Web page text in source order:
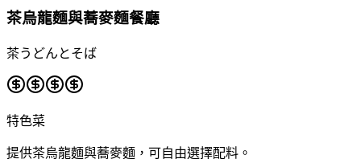
茶烏龍麵與蕎麥麵餐廳
茶うどんとそば
特色菜
提供茶烏龍麵與蕎麥麵，可自由選擇配料。